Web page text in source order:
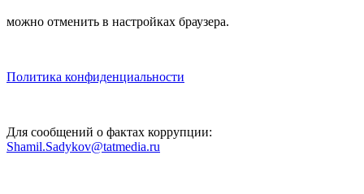
можно отменить в настройках браузера.
Политика конфиденциальности
Для сообщений о фактах коррупции:
Shamil.Sadykov@tatmedia.ru